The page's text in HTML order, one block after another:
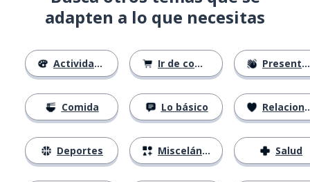
adapten a lo que necesitas
Actividades
Comida
Deportes
Ir de compras
Lo básico
Misceláneo
Presentándose
Relaciones
Salud